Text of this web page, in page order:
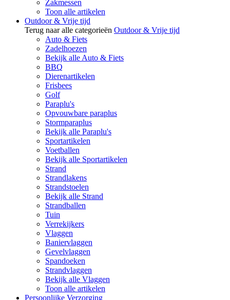
Zakmessen
Toon alle artikelen
Outdoor & Vrije tijd
Terug naar alle categorieën Outdoor & Vrije tijd
Auto & Fiets
Zadelhoezen
Bekijk alle Auto & Fiets
BBQ
Dierenartikelen
Frisbees
Golf
Paraplu's
Opvouwbare paraplus
Stormparaplus
Bekijk alle Paraplu's
Sportartikelen
Voetballen
Bekijk alle Sportartikelen
Strand
Strandlakens
Strandstoelen
Bekijk alle Strand
Strandballen
Tuin
Verrekijkers
Vlaggen
Baniervlaggen
Gevelvlaggen
Spandoeken
Strandvlaggen
Bekijk alle Vlaggen
Toon alle artikelen
Persoonlijke Verzorging